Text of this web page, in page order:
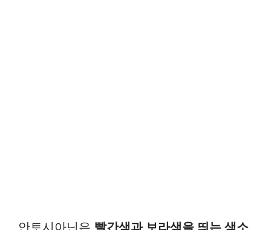
안토시아닌은 빨간색과 보라색을 띄는 색소